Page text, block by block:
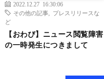
2022.12.27 16:30:06
その他の記事
プレスリリースな
ど
【おわび】ニュース閲覧障害
の一時発生につきまして